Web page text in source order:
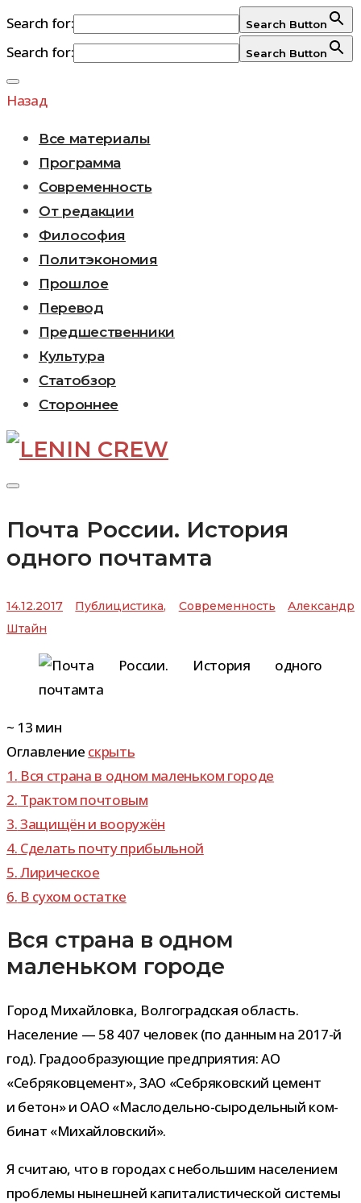
Search for: Search Button
Search for: Search Button
Перейти
к
Назад
Все материалы
Программа
Современность
От редакции
Философия
Политэкономия
Прошлое
Перевод
Предшественники
Культура
Статобзор
Стороннее
Почта России. История
одного почтамта
14.12.2017 Публицистика, Современность
Александр
Штайн
~ 13 мин
Оглавление скрыть
1. Вся страна в одном малень­ком городе
2. Трактом поч­то­вым
3.Защищён и вооружён
4. Сделать почту прибыльной
5.Лирическое
6. В сухом остатке
Вся страна в одном
маленьком городе
Город Михайловка, Волгоградская область.
Население — 58 407 чело­век (по дан­ным на 2017-​й
год). Градообразующие пред­при­я­тия: АО
«Себряковцемент», ЗАО «Себряковский цемент
и бетон» и ОАО «Маслодельно-​сыродельный ком­
би­нат «Михайловский».
Я счи­таю, что в горо­дах с неболь­шим насе­ле­нием
про­блемы нынеш­ней капи­та­ли­сти­че­ской системы